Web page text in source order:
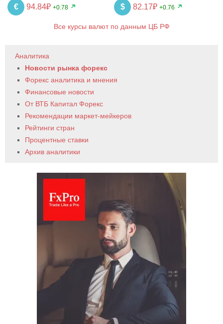
€ 94.84₽ +0.78 $ 82.17₽ +0.76
Все курсы валют по данным ЦБ РФ
Аналитика
Новости рынка форекс
Форекс аналитика и мнения
Финансовые новости
От ВТБ Капитал Форекс
Рекомендации маркет-мейкеров
Рейтинги стран
Процентные ставки
Архив аналитики